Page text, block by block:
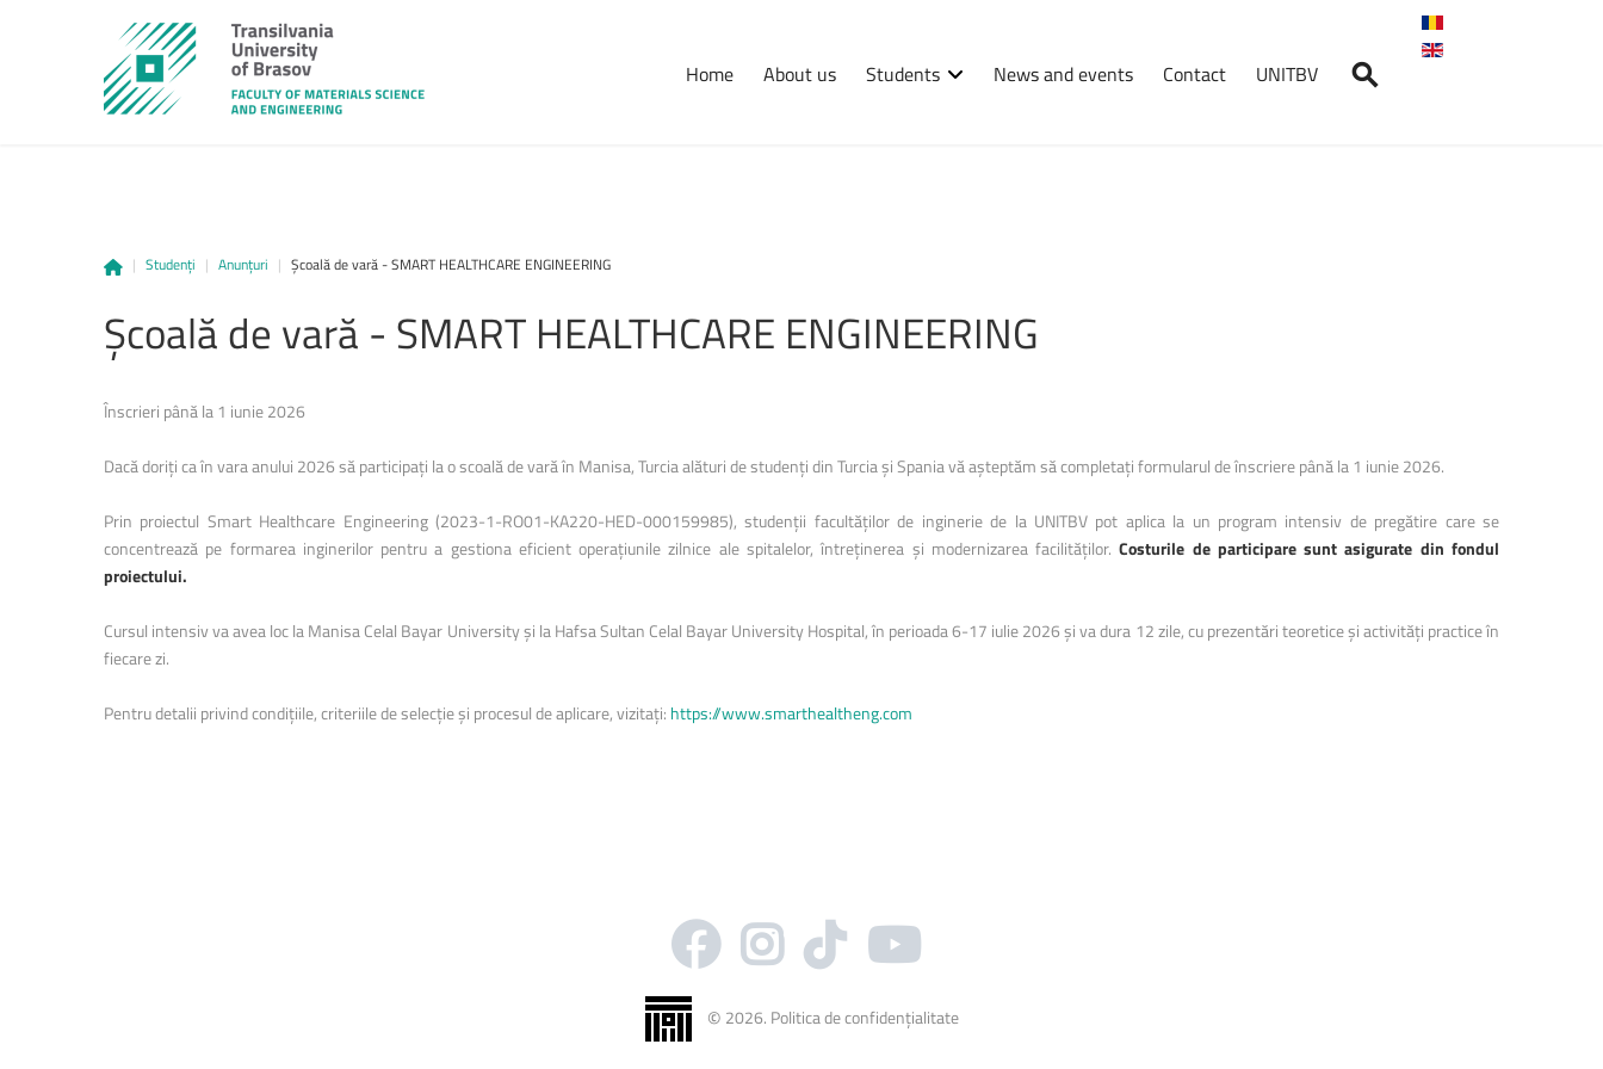
Home About us Students News and events Contact UNITBV
| Studenți | Anunțuri | Școală de vară - SMART HEALTHCARE ENGINEERING
Școalăde vară - SMART HEALTHCARE ENGINEERING
Înscrieri până la 1 iunie 2026
Dacă doriți ca în vara anului 2026 să participați la o scoală de vară în Manisa, Turcia alături de studenți din Turcia și Spania vă așteptăm să completați formularul de înscriere până la 1 iunie 2026.
Prin proiectul Smart Healthcare Engineering (2023-1-RO01-KA220-HED-000159985), studenții facultăților de inginerie de la UNITBV pot aplica la un program intensiv de pregătire care se
concentrează pe formarea inginerilor pentru a gestiona eficient operațiunile zilnice ale spitalelor, întreținerea și modernizarea facilităților.Costurile de participare sunt asigurate din fondul
proiectului.
Cursul intensiv va avea loc la Manisa Celal Bayar University și la Hafsa Sultan Celal Bayar University Hospital, în perioada 6-17 iulie 2026 și va dura 12 zile, cu prezentări teoretice și activități practice în
fiecare zi.
Pentru detalii privind condițiile, criteriile de selecție și procesul de aplicare, vizitați: https://www.smarthealtheng.com
© 2026. Politica de confidențialitate